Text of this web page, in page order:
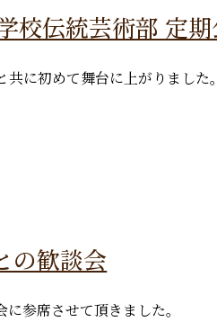
伝統芸術部 定
共に初めて舞台に上がりまし
の歓談会
参席させて頂きました。